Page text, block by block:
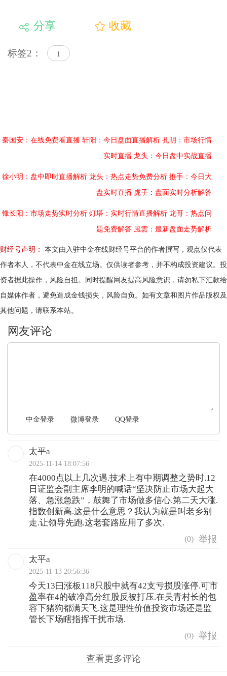
分享 收藏
标签2： 1
秦国安：在线免费看直播 轩阳：今日盘面直播解析 孔明：市场行情
实时直播 龙头：今日盘中实战直播
徐小明：盘中即时直播解析 龙头：热点走势免费分析 推手：今日大
盘实时直播 虎子：盘面实时分析解答
锋长阳：市场走势实时分析 灯塔：实时行情直播解析 龙哥：热点问
题免费解答 風雲：最新盘面走势解析
财经号声明：
本文由入驻中金在线财经号平台的作者撰写，观点仅代表
作者本人，不代表中金在线立场。仅供读者参考，并不构成投资建议。投
资者据此操作，风险自担。同时提醒网友提高风险意识，请勿私下汇款给
自媒体作者，避免造成金钱损失，风险自负。如有文章和图片作品版权及
其他问题，请联系本站。
中金登录 微博登录 QQ登录
太平a
2025-11-14 18:07:56
在4000点以上几次遇.技术上有中期调整之势时.12
日证监会副主席李明的喊话“坚决防止市场大起大
落、急涨急跌”，鼓舞了市场做多信心.第二天大涨.
指数创新高.这是什么意思？我认为就是叫老乡别
走.让领导先跑.这老套路应用了多次.
(0)
太平a
2025-11-13 20:56:36
今天13曰涨板118只股中就有42支亏损股涨停.可市
盈率在4的破净高分红股反被打压.在吴青村长的包
容下猪狗都满天飞.这是理性价值投资市场还是监
管长下场瞎指挥干扰市场.
(0)
查看更多评论